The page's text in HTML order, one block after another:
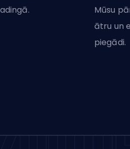
Mūsu
ātru un
piegādi.